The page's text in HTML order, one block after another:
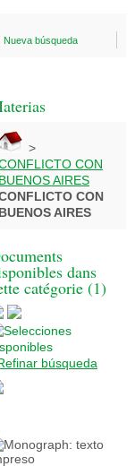
Nueva búsqueda
>
CON
BUENOS AIRES
CON
BUENOS AIRES
dans
catégorie (1)
búsqueda